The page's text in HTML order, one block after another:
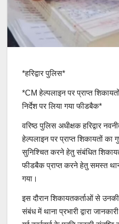
*हरिद्वार पुलिस*
*CM हेल्पलाइन पर प्राप्त
निर्देश पर लिया गया फीडबैक*
वरिष्ठ पुलिस अधीक्षक हरिद्वार
हेल्पलाइन पर प्राप्त शिकायतों का
सुनिश्चित करने हेतु संबंधित
फीडबैक प्राप्त करने हेतु समस्त
गया।
इस दौरान शिकायतकर्ताओं से
संबंध में थाना प्रभारी द्वारा